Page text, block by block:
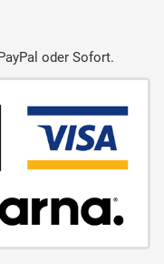
oder Sofort.